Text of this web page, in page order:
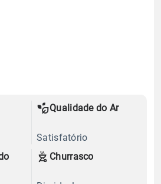
Qualidade do Ar
Satisfatório
Churrasco